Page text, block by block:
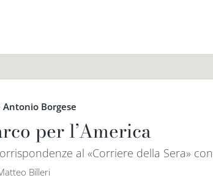
Antonio Borgese
per l’America
al «Corriere della Sera»
Billeri